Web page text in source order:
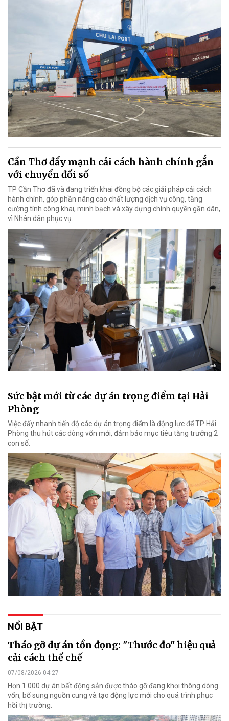
Cần Thơ đẩy mạnh cải cách hành chính gắn
với chuyển đổi số
TP Cần Thơ đã và đang triển khai đồng bộ các giải pháp cải cách
hành chính, góp phần nâng cao chất lượng dịch vụ công, tăng
cường tính công khai, minh bạch và xây dựng chính quyền gần dân,
vì Nhân dân phục vụ.
Sức bật mới từ các dự án trọng điểm tại Hải
Phòng
Việc đẩy nhanh tiến độ các dự án trọng điểm là động lực để TP Hải
Phòng thu hút các dòng vốn mới, đảm bảo mục tiêu tăng trưởng 2
con số.
NỔI BẬT
Tháo gỡ dự án tồn đọng: "Thước đo" hiệu quả
cải cách thể chế
07/08/2026 04:27
Hơn 1.000 dự án bất động sản được tháo gỡ đang khơi thông dòng
vốn, bổ sung nguồn cung và tạo động lực mới cho quá trình phục
hồi thị trường.